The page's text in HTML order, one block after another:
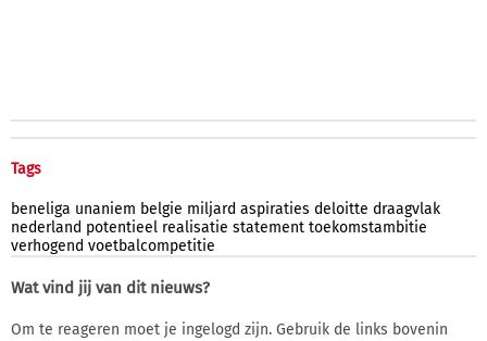
Tags
beneliga unaniem belgie miljard aspiraties deloitte draagvlak
nederland potentieel realisatie statement toekomstambitie
verhogend voetbalcompetitie
Wat vind jij van dit nieuws?
Om te reageren moet je ingelogd zijn. Gebruik de links bovenin